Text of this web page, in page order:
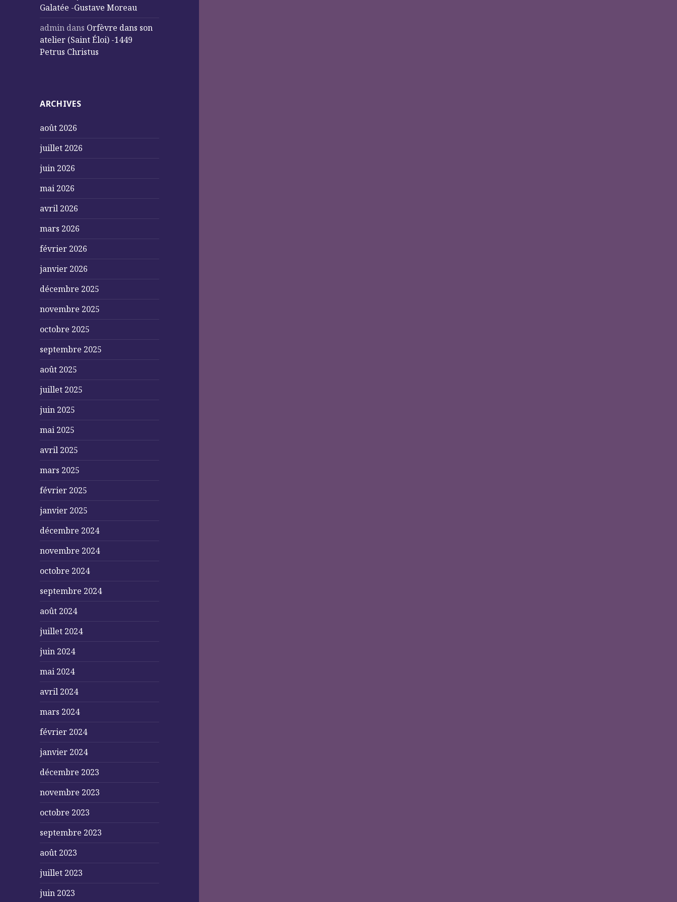
Galatée -Gustave Moreau
admin dans Orfèvre dans son
atelier (Saint Éloi) -1449
Petrus Christus
ARCHIVES
août 2026
juillet 2026
juin 2026
mai 2026
avril 2026
mars 2026
février 2026
janvier 2026
décembre 2025
novembre 2025
octobre 2025
septembre 2025
août 2025
juillet 2025
juin 2025
mai 2025
avril 2025
mars 2025
février 2025
janvier 2025
décembre 2024
novembre 2024
octobre 2024
septembre 2024
août 2024
juillet 2024
juin 2024
mai 2024
avril 2024
mars 2024
février 2024
janvier 2024
décembre 2023
novembre 2023
octobre 2023
septembre 2023
août 2023
juillet 2023
juin 2023